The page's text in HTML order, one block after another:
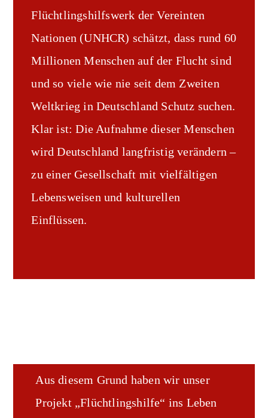
Flüchtlingshilfswerk der Vereinten
Nationen (UNHCR) schätzt, dass rund 60
Millionen Menschen auf der Flucht sind
und so viele wie nie seit dem Zweiten
Weltkrieg in Deutschland Schutz suchen.
Klar ist: Die Aufnahme dieser Menschen
wird Deutschland langfristig verändern –
zu einer Gesellschaft mit vielfältigen
Lebensweisen und kulturellen
Einflüssen.
Aus diesem Grund haben wir unser
Projekt „Flüchtlingshilfe“ ins Leben